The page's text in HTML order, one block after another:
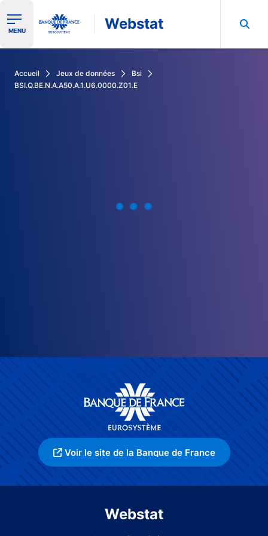
Ouvrir le menu de navigation
MENU Webstat
Accueil Jeux de données
Bsi
BSI.Q.BE.N.A.A50.A.1.U6.0000.Z01.E
Voir le site de la Banque de France
Webstat